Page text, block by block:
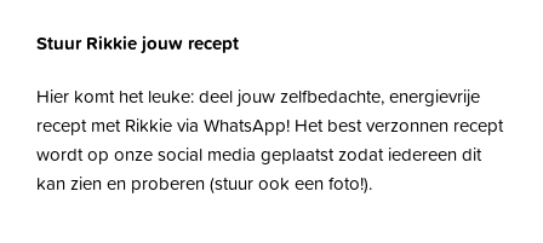
Stuur Rikkie jouw recept
Hier komt het leuke: deel jouw zelfbedachte, energievrije
recept met Rikkie via WhatsApp! Het best verzonnen recept
wordt op onze social media geplaatst zodat iedereen dit
kan zien en proberen (stuur ook een foto!).